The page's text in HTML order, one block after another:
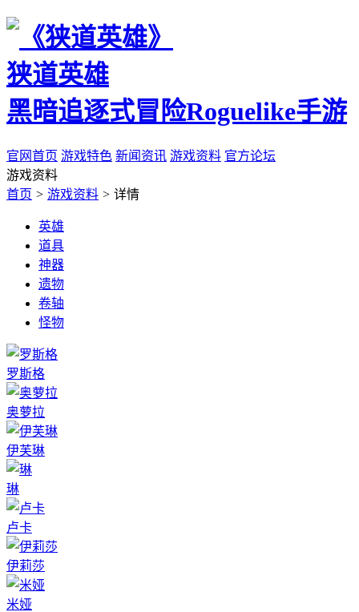
狭道英雄
黑暗追逐式冒险Roguelike手游
官网首页 游戏特色 新闻资讯 游戏资料 官方论坛
游戏资料
首页 > 游戏资料 > 详情
英雄
道具
神器
遗物
卷轴
怪物
罗斯格
奥萝拉
伊芙琳
琳
卢卡
伊莉莎
米娅